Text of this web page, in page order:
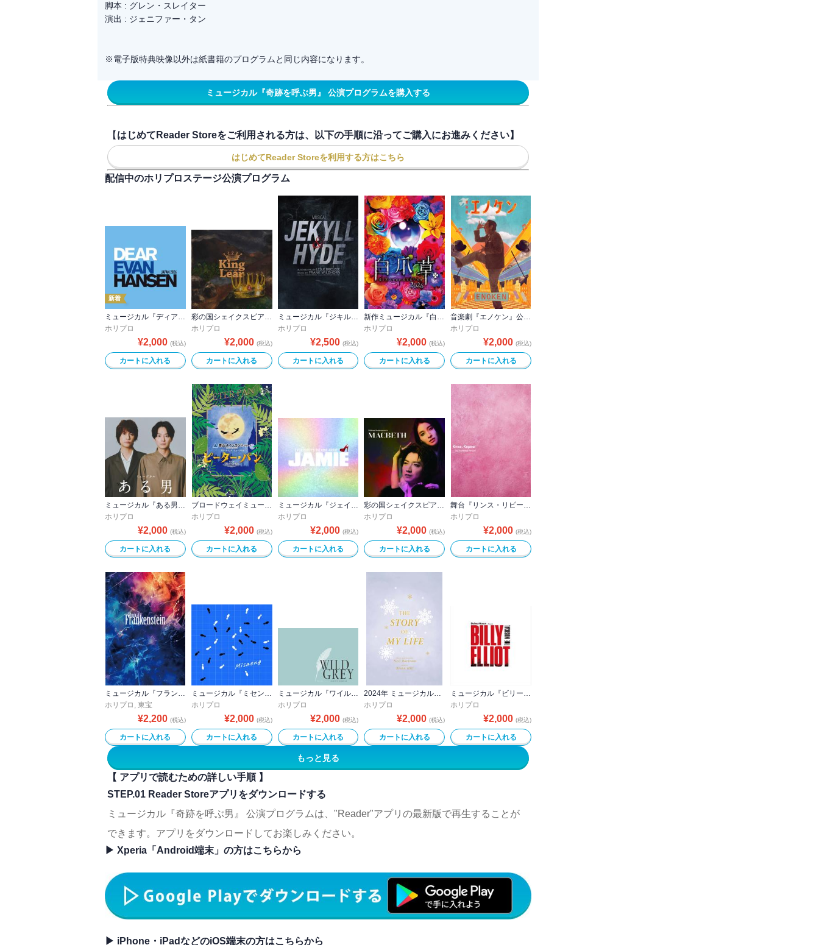
脚本 : グレン・スレイター
演出 : ジェニファー・タン
※電子版特典映像以外は紙書籍のプログラムと同じ内容になります。
ミュージカル『奇跡を呼ぶ男』 公演プログラムを購入する
【 はじめてReader Storeをご利用される方は、以下の手順に沿ってご購入にお進みください】
はじめてReader Storeを利用する方はこちら
配信中のホリプロステージ公演プログラム
新着
ミュージカル『ディア・エヴァン・ハンセン』公演プログラム －稽古場写真ver.&舞台写真ver. 合本－
ホリプロ
¥2,000 (税込)
カートに入れる
彩の国シェイクスピア・シリーズ 2nd Vol.3『リア王』公演プログラム
ホリプロ
¥2,000 (税込)
カートに入れる
ミュージカル『ジキル＆ハイド』2026ver.公演プログラム
ホリプロ
¥2,500 (税込)
カートに入れる
新作ミュージカル『白爪草』公演プログラム
ホリプロ
¥2,000 (税込)
カートに入れる
音楽劇『エノケン』公演プログラム
ホリプロ
¥2,000 (税込)
カートに入れる
ミュージカル『ある男』公演プログラム
ホリプロ
¥2,000 (税込)
カートに入れる
ブロードウェイミュージカル『ピーター・パン』2025 公演プログラム
ホリプロ
¥2,000 (税込)
カートに入れる
ミュージカル『ジェイミー』2025ver.公演プログラム
ホリプロ
¥2,000 (税込)
カートに入れる
彩の国シェイクスピア・シリーズ2nd Vol.２『マクベス』公演プログラム
ホリプロ
¥2,000 (税込)
カートに入れる
舞台『リンス・リピート ―そして、再び繰り返す―』公演プログラム
ホリプロ
¥2,000 (税込)
カートに入れる
ホリプロ 東宝
¥2,200 (税込)
カートに入れる
ホリプロ
¥2,000 (税込)
カートに入れる
ミュージカル『ワイルド・グレイ』公演プログラム
ホリプロ
¥2,000 (税込)
カートに入れる
ホリプロ
¥2,000 (税込)
カートに入れる
ホリプロ
¥2,000 (税込)
カートに入れる
もっと見る
【 アプリで読むための詳しい手順 】
STEP.01 Reader Storeアプリをダウンロードする
ミュージカル『奇跡を呼ぶ男』 公演プログラムは、"Reader"アプリの最新版で再生することが
できます。アプリをダウンロードしてお楽しみください。
▶ Xperia「Android端末」の方はこちらから
▶ iPhone・iPadなどのiOS端末の方はこちらから